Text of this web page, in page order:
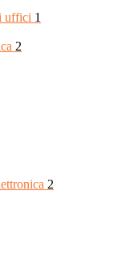
uffici 1
2
2